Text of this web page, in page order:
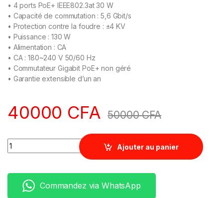
• 4 ports PoE+ IEEE802.3at 30 W
• Capacité de commutation : 5,6 Gbit/s
• Protection contre la foudre : ±4 KV
• Puissance : 130 W
• Alimentation : CA
• CA : 180~240 V 50/60 Hz
• Commutateur Gigabit PoE+ non géré
• Garantie extensible d’un an
40000 CFA 50000CFA
Quantity
Ajouter au panier
Commandez via WhatsApp